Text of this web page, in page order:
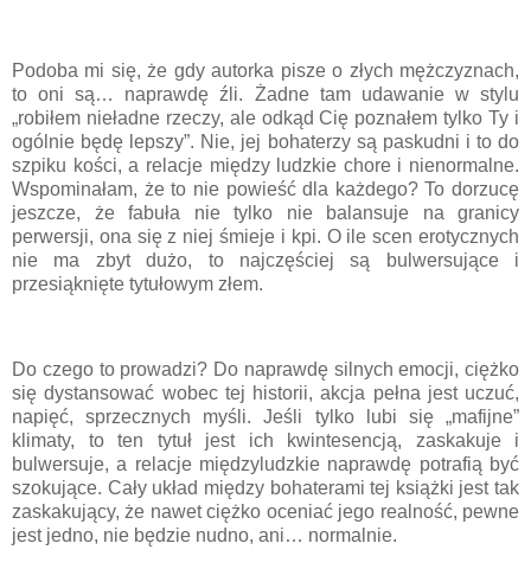
Podoba mi się, że gdy autorka pisze o złych mężczyznach,
to oni są… naprawdę źli. Żadne tam udawanie w stylu
„robiłem nieładne rzeczy, ale odkąd Cię poznałem tylko Ty i
ogólnie będę lepszy”. Nie, jej bohaterzy są paskudni i to do
szpiku kości, a relacje między ludzkie chore i nienormalne.
Wspominałam, że to nie powieść dla każdego? To dorzucę
jeszcze, że fabuła nie tylko nie balansuje na granicy
perwersji, ona się z niej śmieje i kpi. O ile scen erotycznych
nie ma zbyt dużo, to najczęściej są bulwersujące i
przesiąknięte tytułowym złem.
Do czego to prowadzi? Do naprawdę silnych emocji, ciężko
się dystansować wobec tej historii, akcja pełna jest uczuć,
napięć, sprzecznych myśli. Jeśli tylko lubi się „mafijne”
klimaty, to ten tytuł jest ich kwintesencją, zaskakuje i
bulwersuje, a relacje międzyludzkie naprawdę potrafią być
szokujące. Cały układ między bohaterami tej książki jest tak
zaskakujący, że nawet ciężko oceniać jego realność, pewne
jest jedno, nie będzie nudno, ani… normalnie.